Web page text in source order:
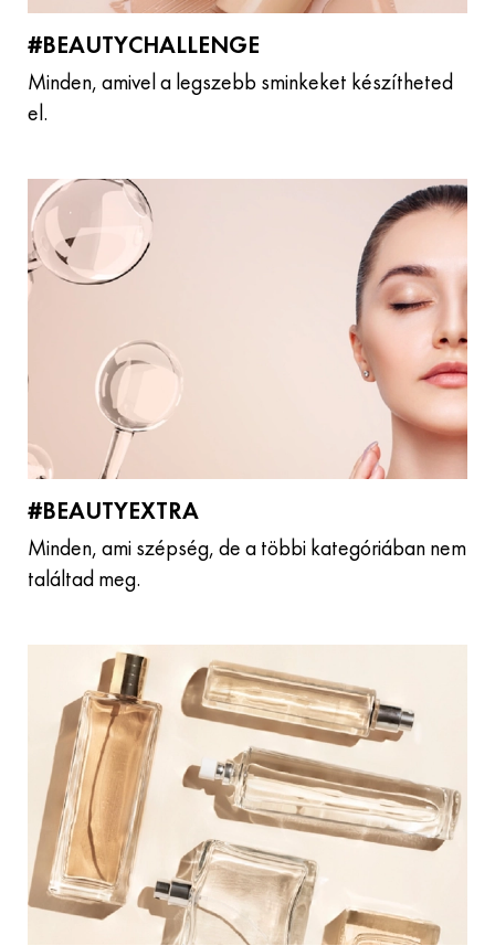
#BEAUTYCHALLENGE
Minden, amivel a legszebb sminkeket készítheted
el.
#BEAUTYEXTRA
Minden, ami szépség, de a többi kategóriában nem
találtad meg.